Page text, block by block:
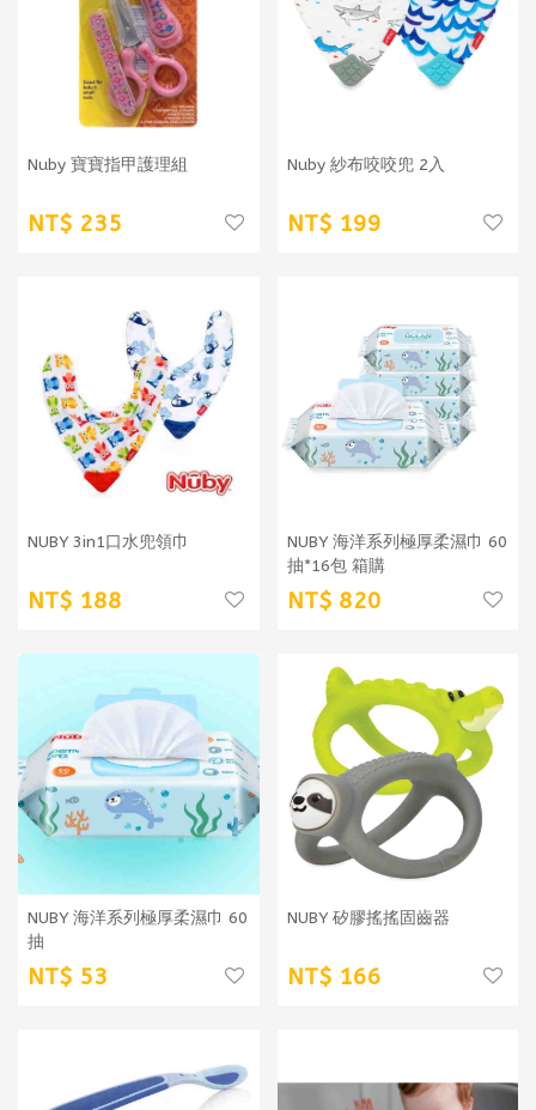
Nuby 寶寶指甲護理組
235
Nuby 紗布咬咬兜 2入
199
NUBY 3in1口水兜領巾
188
NUBY 海洋系列極厚柔濕巾 60
抽*16包 箱購
820
NUBY 海洋系列極厚柔濕巾 60
抽
53
NUBY 矽膠搖搖固齒器
166